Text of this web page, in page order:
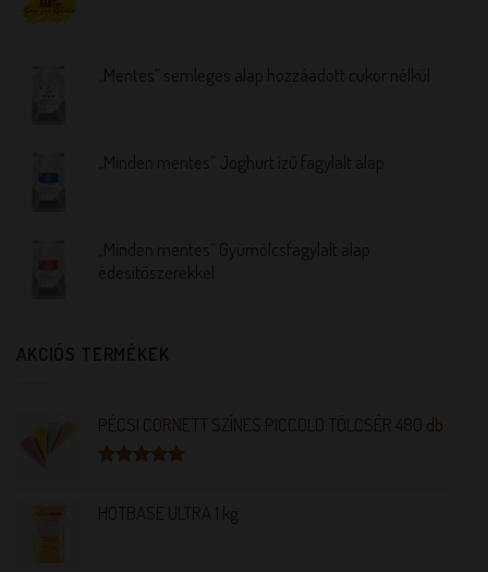
„Mentes” semleges alap hozzáadott cukor nélkül
„Minden mentes” Joghurt ízű fagylalt alap
„Minden mentes” Gyümölcsfagylalt alap
édesítőszerekkel
AKCIÓS TERMÉKEK
PÉCSI CORNETT SZÍNES PICCOLO TÖLCSÉR 480 db
HOTBASE ULTRA 1 kg